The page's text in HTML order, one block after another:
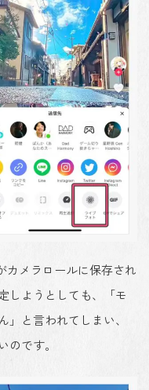
カメラロールに保存され
しようとしても、「モ
と言われてしまい、
です。